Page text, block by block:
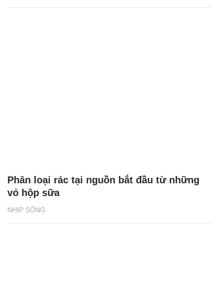
NHỊP SỐNG
Phân loại rác tại nguồn bắt đầu từ những
vỏ hộp sữa